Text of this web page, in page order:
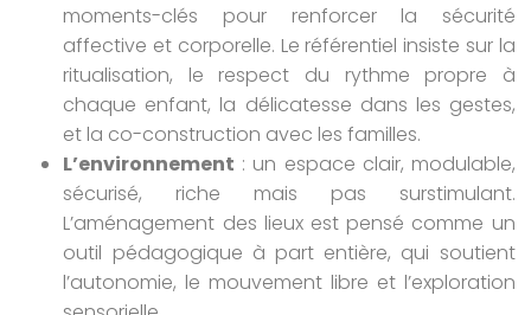
moments-clés pour renforcer la sécurité
affective et corporelle. Le référentiel insiste sur la
ritualisation, le respect du rythme propre à
chaque enfant, la délicatesse dans les gestes,
et la co-construction avec les familles.
L’environnement : un espace clair, modulable,
sécurisé, riche mais pas surstimulant.
L’aménagement des lieux est pensé comme un
outil pédagogique à part entière, qui soutient
l’autonomie, le mouvement libre et l’exploration